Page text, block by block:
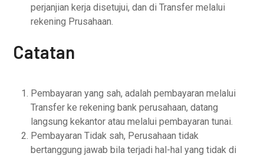
perjanjian kerja disetujui, dan di Transfer melalui
rekening Prusahaan.
Catatan
Pembayaran yang sah, adalah pembayaran melalui
Transfer ke rekening bank perusahaan, datang
langsung kekantor atau melalui pembayaran tunai.
Pembayaran Tidak sah, Perusahaan tidak
bertanggung jawab bila terjadi hal-hal yang tidak di